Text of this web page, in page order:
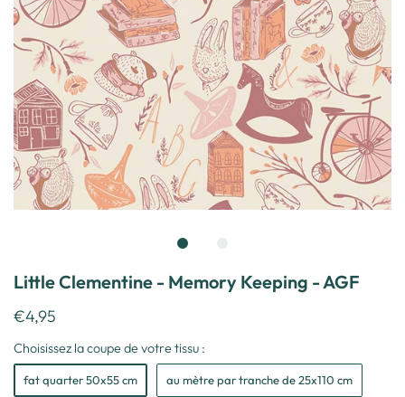
Little Clementine - Memory Keeping - AGF
€4,95
Choisissez la coupe de votre tissu :
fat quarter 50x55 cm au mètre par tranche de 25x110 cm